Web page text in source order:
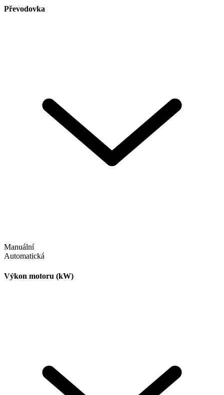
Převodovka
Manuální
Automatická
Výkon motoru (kW)